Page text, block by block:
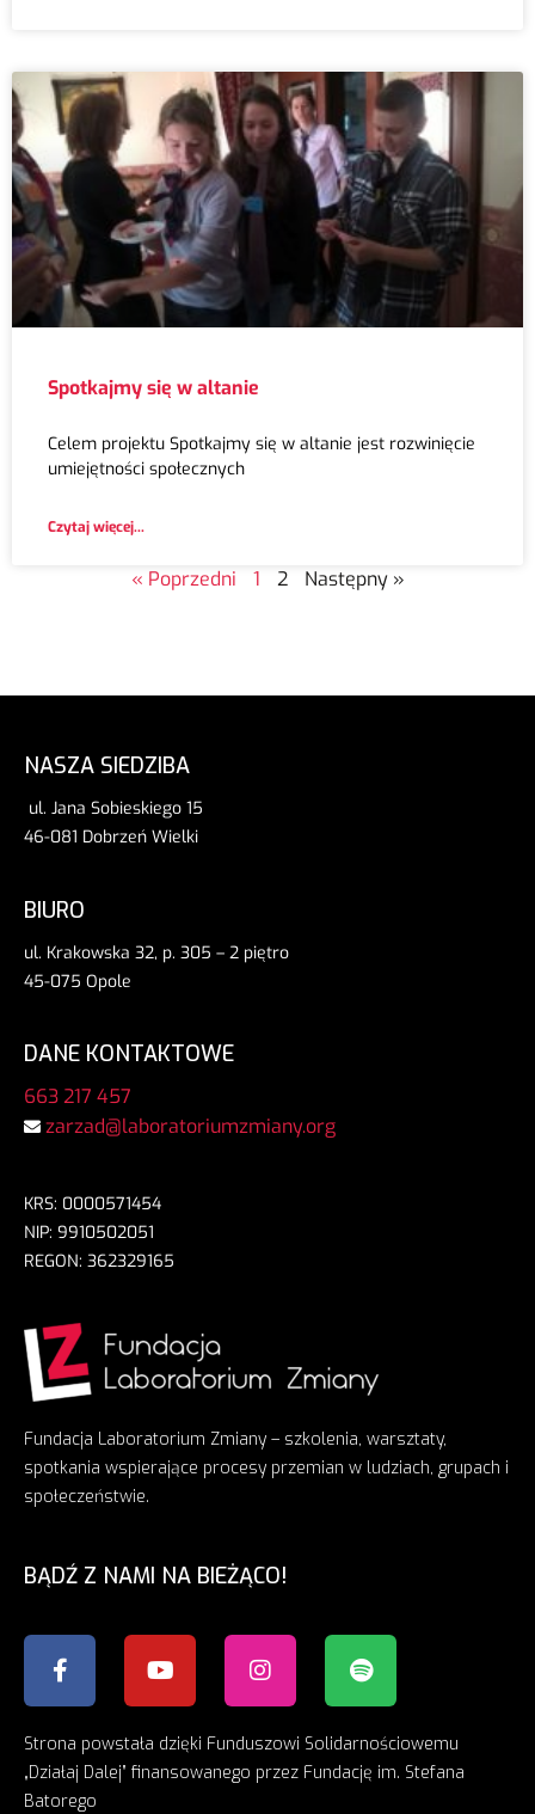
Spotkajmy się w altanie
Celem projektu Spotkajmy się w altanie jest rozwinięcie
umiejętności społecznych
Czytaj więcej...
« Poprzedni 1 2 Następny »
Fundacja Laboratorium Zmiany – szkolenia, warsztaty,
spotkania wspierające procesy przemian w ludziach, grupach i
społeczeństwie.
BĄDŹ Z NAMI NA BIEŻĄCO!
Strona powstała dzięki Funduszowi Solidarnościowemu
„Działaj Dalej” finansowanego przez Fundację im. Stefana
Batorego
NASZA SIEDZIBA
ul. Jana Sobieskiego 15
46-081 Dobrzeń Wielki
BIURO
ul. Krakowska 32, p. 305 – 2 piętro
45-075 Opole
DANE KONTAKTOWE
663 217 457
zarzad@laboratoriumzmiany.org
KRS: 0000571454
NIP: 9910502051
REGON: 362329165